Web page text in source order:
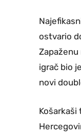
ostvario
igrač bio
novi